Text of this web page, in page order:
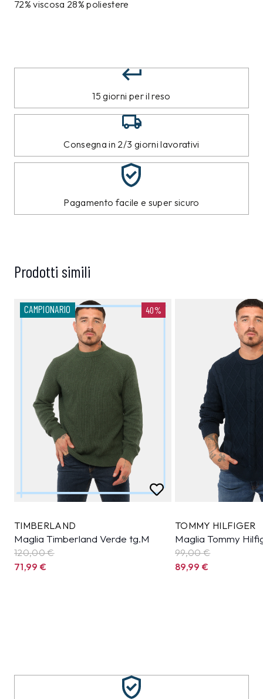
72% viscosa 28% poliestere
15 giorni per il reso
Consegna in 2/3 giorni lavorativi
Pagamento facile e super sicuro
Prodotti simili
CAMPIONARIO 40%
TIMBERLAND
Maglia Timberland Verde tg.M
120,00 €
71,99€
TOMMY HILFIGER
Maglia Tommy
99,00 €
89,99€